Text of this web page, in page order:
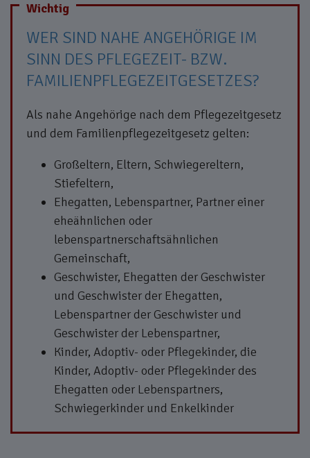
WER SIND NAHE ANGEHÖRIGE IM
SINN DES PFLEGEZEIT- BZW.
FAMILIENPFLEGEZEITGESETZES?
Als nahe Angehörige nach dem Pflegezeitgesetz
und dem Familienpflegezeitgesetz gelten:
Großeltern, Eltern, Schwiegereltern,
Stiefeltern,
Ehegatten, Lebenspartner, Partner einer
eheähnlichen oder
lebenspartnerschaftsähnlichen
Gemeinschaft,
Geschwister, Ehegatten der Geschwister
und Geschwister der Ehegatten,
Lebenspartner der Geschwister und
Geschwister der Lebenspartner,
Kinder, Adoptiv- oder Pflegekinder, die
Kinder, Adoptiv- oder Pflegekinder des
Ehegatten oder Lebenspartners,
Schwiegerkinder und Enkelkinder